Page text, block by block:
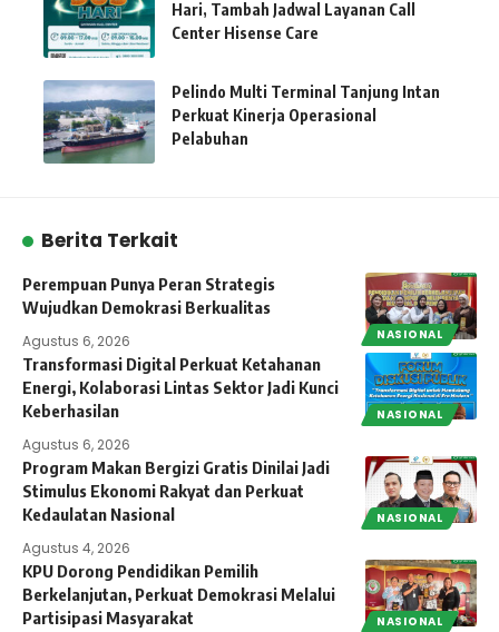
Hari, Tambah Jadwal Layanan Call
Center Hisense Care
Pelindo Multi Terminal Tanjung Intan
Perkuat Kinerja Operasional
Pelabuhan
Berita Terkait
NASIONAL
Perempuan Punya Peran Strategis
Wujudkan Demokrasi Berkualitas
Agustus 6, 2026
NASIONAL
Transformasi Digital Perkuat Ketahanan
Energi, Kolaborasi Lintas Sektor Jadi Kunci
Keberhasilan
Agustus 6, 2026
NASIONAL
Program Makan Bergizi Gratis Dinilai Jadi
Stimulus Ekonomi Rakyat dan Perkuat
Kedaulatan Nasional
Agustus 4, 2026
NASIONAL
KPU Dorong Pendidikan Pemilih
Berkelanjutan, Perkuat Demokrasi Melalui
Partisipasi Masyarakat